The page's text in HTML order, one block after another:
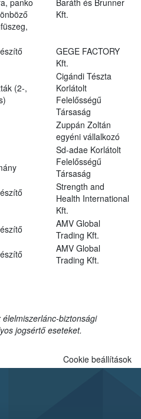
Kft.
GEGE FACTORY
Kft.
(2-,
Cigándi Tészta
Korlátolt
Felelősségű
Társaság
Zuppán Zoltán
egyéni vállalkozó
Sd-adae Korlátolt
Felelősségű
Társaság
Strength and
Health International
Kft.
AMV Global
Trading Kft.
AMV Global
Trading Kft.
biztonsági
jogsértő eseteket.
Cookie beállítások